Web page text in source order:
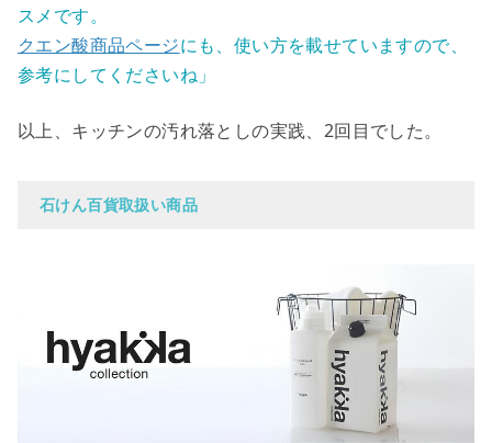
スメです。
クエン酸商品ページにも、使い方を載せていますので、
参考にしてくださいね」
以上、キッチンの汚れ落としの実践、2回目でした。
石けん百貨取扱い商品